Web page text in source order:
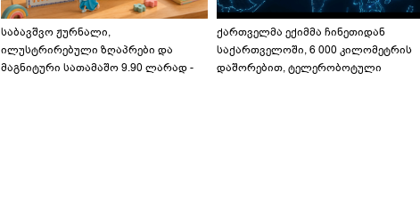
საბავშვო ჟურნალი,
ილუსტრირებული ზღაპრები და
მაგნიტური სათამაშო 9.90 ლარად -
ქართველმა ექიმმა ჩინეთიდან
საქართველოში, 6 000 კილომეტრის
დაშორებით, ტელერობოტული